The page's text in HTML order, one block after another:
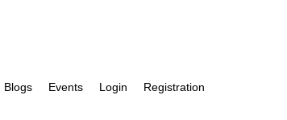
Blogs Events Login Registration